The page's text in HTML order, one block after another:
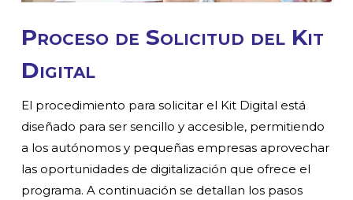
Proceso de Solicitud del Kit
Digital
El procedimiento para solicitar el Kit Digital está
diseñado para ser sencillo y accesible, permitiendo
a los autónomos y pequeñas empresas aprovechar
las oportunidades de digitalización que ofrece el
programa. A continuación se detallan los pasos